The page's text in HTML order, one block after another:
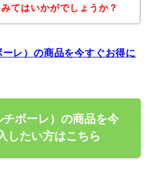
てはいかがでしょうか？
レ）の商品を今すぐお得に
ボーレ）の商品を今
したい方はこちら